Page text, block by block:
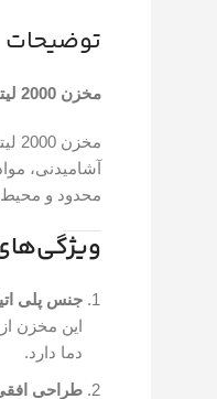
توضیحات
مخزن 2000 لیتری افقی طبرستان – انتخابی حرفه‌ای برای ذخیره‌سازی مطمئن
آشامیدنی،
محدود و
ویژگی‌های برجسته
جنس پلی
دما دارد.
طراحی